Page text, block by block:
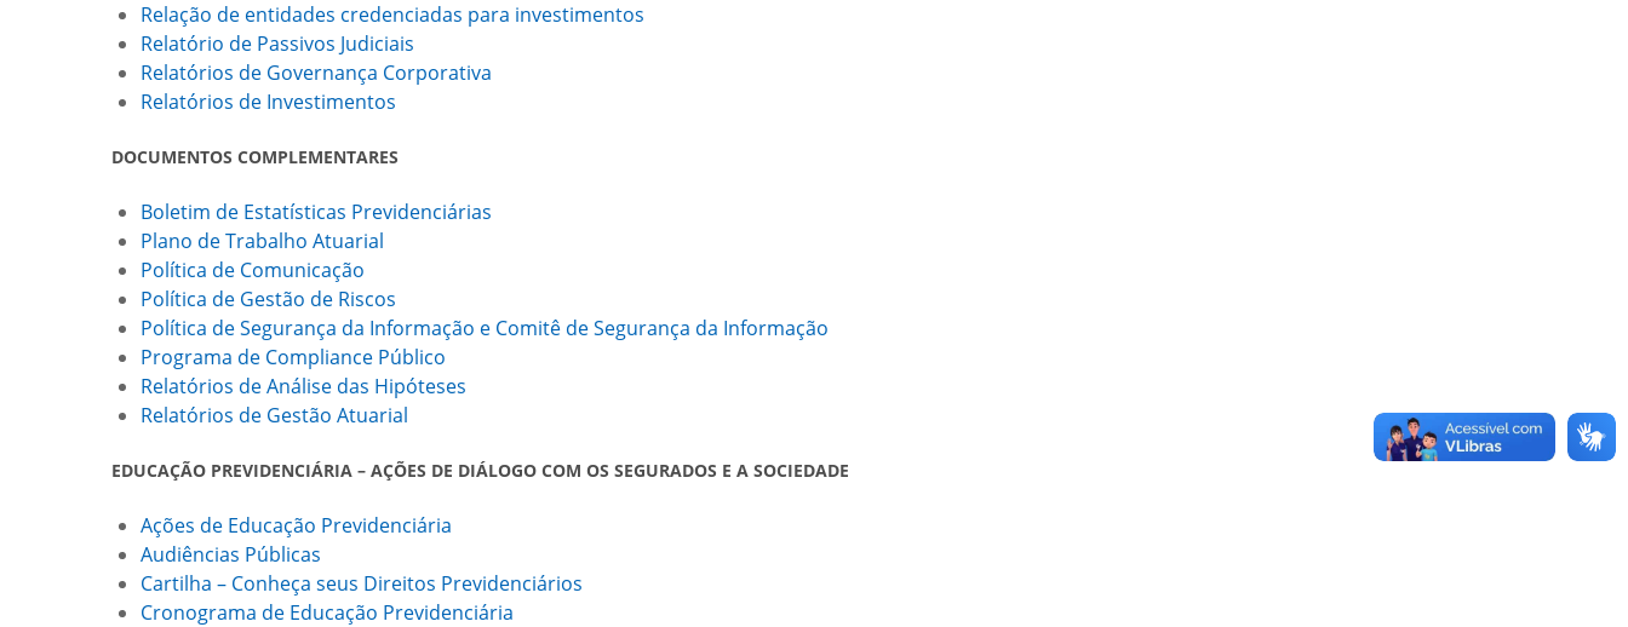
Relação de entidades credenciadas para investimentos
Relatório de Passivos Judiciais
Relatórios de Governança Corporativa
Relatórios de Investimentos
DOCUMENTOS COMPLEMENTARES
Boletim de Estatísticas Previdenciárias
Plano de Trabalho Atuarial
Política de Comunicação
Política de Gestão de Riscos
Política de Segurança da Informação e Comitê de Segurança da Informação
Programa de Compliance Público
Relatórios de Análise das Hipóteses
Relatórios de Gestão Atuarial
EDUCAÇÃO PREVIDENCIÁRIA – AÇÕES DE DIÁLOGO COM OS SEGURADOS E A SOCIEDADE
Ações de Educação Previdenciária
Audiências Públicas
Cartilha – Conheça seus Direitos Previdenciários
Cronograma de Educação Previdenciária